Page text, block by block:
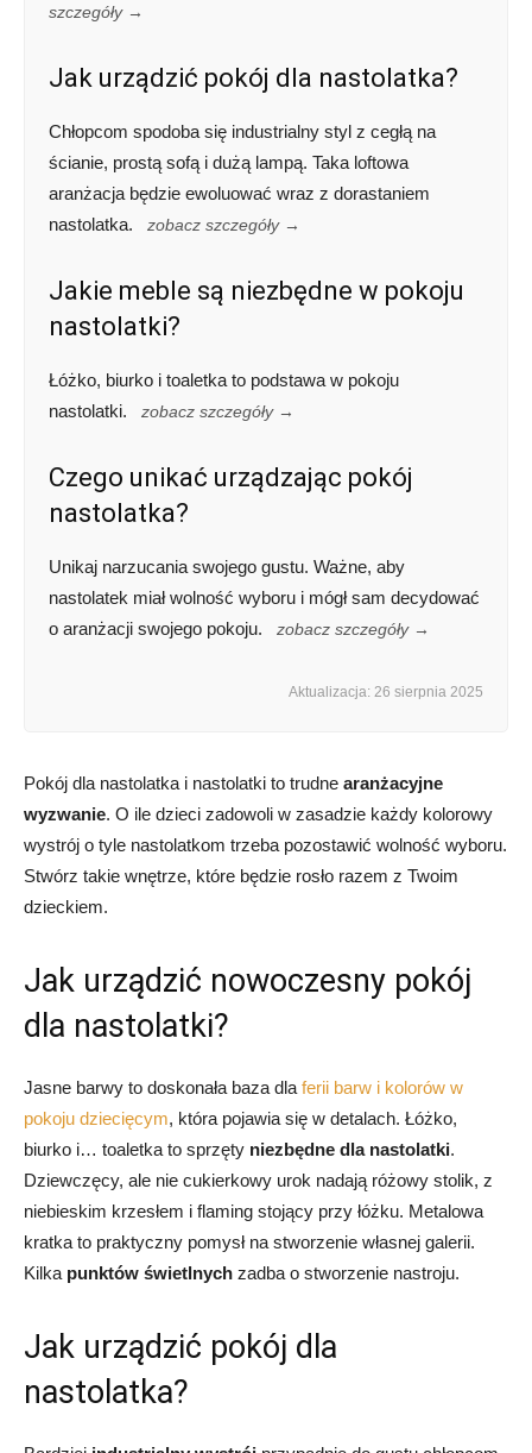
szczegóły →
Jak urządzić pokój dla nastolatka?
Chłopcom spodoba się industrialny styl z cegłą na
ścianie, prostą sofą i dużą lampą. Taka loftowa
aranżacja będzie ewoluować wraz z dorastaniem
nastolatka.
zobacz szczegóły →
Jakie meble są niezbędne w pokoju
nastolatki?
Łóżko, biurko i toaletka to podstawa w pokoju
nastolatki.
zobacz szczegóły →
Czego unikać urządzając pokój
nastolatka?
Unikaj narzucania swojego gustu. Ważne, aby
nastolatek miał wolność wyboru i mógł sam decydować
o aranżacji swojego pokoju.
zobacz szczegóły →
Aktualizacja: 26 sierpnia 2025
Pokój dla nastolatka i nastolatki to trudne aranżacyjne
wyzwanie. O ile dzieci zadowoli w zasadzie każdy kolorowy
wystrój o tyle nastolatkom trzeba pozostawić wolność wyboru.
Stwórz takie wnętrze, które będzie rosło razem z Twoim
dzieckiem.
Jak urządzić nowoczesny pokój
dla nastolatki?
Jasne barwy to doskonała baza dla ferii barw i kolorów w
pokoju dziecięcym, która pojawia się w detalach. Łóżko,
biurko i… toaletka to sprzęty niezbędne dla nastolatki.
Dziewczęcy, ale nie cukierkowy urok nadają różowy stolik, z
niebieskim krzesłem i flaming stojący przy łóżku. Metalowa
kratka to praktyczny pomysł na stworzenie własnej galerii.
Kilka punktów świetlnych zadba o stworzenie nastroju.
Jak urządzić pokój dla
nastolatka?